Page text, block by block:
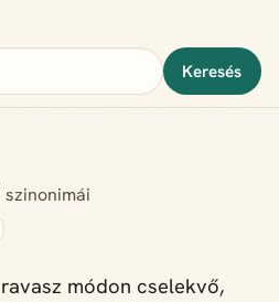
Keresés
szinonimái
módon cselekvő,